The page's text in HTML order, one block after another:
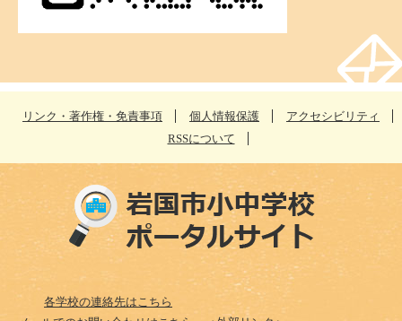
リンク・著作権・免責事項 個人情報保護
アクセシビリティ
RSSについて
各学校の連絡先はこちら